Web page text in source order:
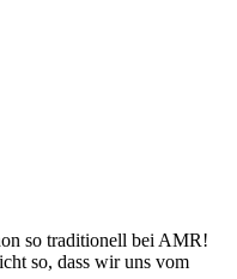
so traditionell bei AMR!
so, dass wir uns vom